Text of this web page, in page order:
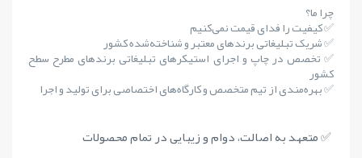
چرا ما؟
✅ کیفیت را فدای قیمت نمی‌کنیم
✅ شریک تبلیغاتی برندهای معتبر و شناخته‌شده کشور
✅ تخصص در چاپ و اجرای استیکرهای تبلیغاتی برندهای مطرح سطح
کشور
✅ بهره‌مندی از تیم متخصص و کارگاه‌های اختصاصی برای تولید و اجرا
✅ متعهد به اصالت، دوام و زیبایی در تمام محصولات